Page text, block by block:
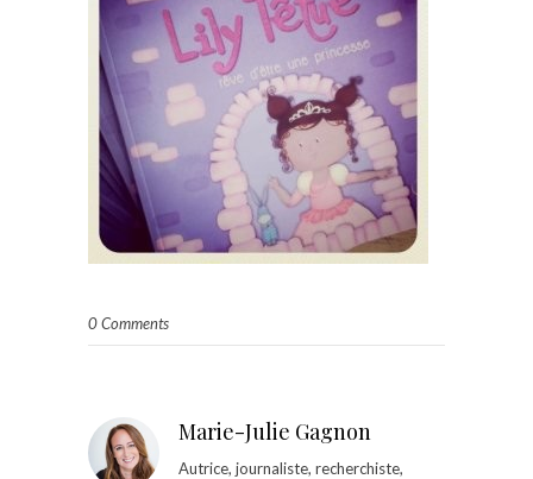
0 Comments
Marie-Julie Gagnon
Autrice, journaliste, recherchiste,